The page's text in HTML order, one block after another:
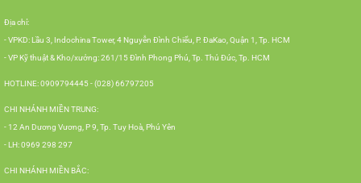
Địa chỉ:
- VPKD: Lầu 3, Indochina Tower, 4 Nguyễn Đình Chiểu, P. ĐaKao, Quận 1, Tp. HCM
- VP Kỹ thuật & Kho/xưởng: 261/15 Đình Phong Phú, Tp. Thủ Đức, Tp. HCM
HOTLINE: 0909794445 - (028) 66797205
CHI NHÁNH MIỀN TRUNG:
- 12 An Dương Vương, P 9, Tp. Tuy Hoà, Phú Yên
- LH: 0969 298 297
CHI NHÁNH MIỀN BẮC: